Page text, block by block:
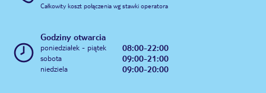
Całkowity koszt połączenia wg stawki operatora
Godziny otwarcia
poniedziałek - piątek 08:00-22:00
sobota 09:00-21:00
niedziela 09:00-20:00